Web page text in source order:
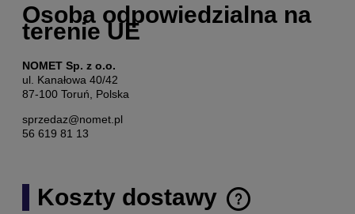
Osoba odpowiedzialna na
terenie UE
NOMET Sp. z o.o.
ul. Kanałowa 40/42
87-100 Toruń, Polska
sprzedaz@nomet.pl
56 619 81 13
Koszty dostawy
Cena nie zawiera ewentualnych kosztów płatności